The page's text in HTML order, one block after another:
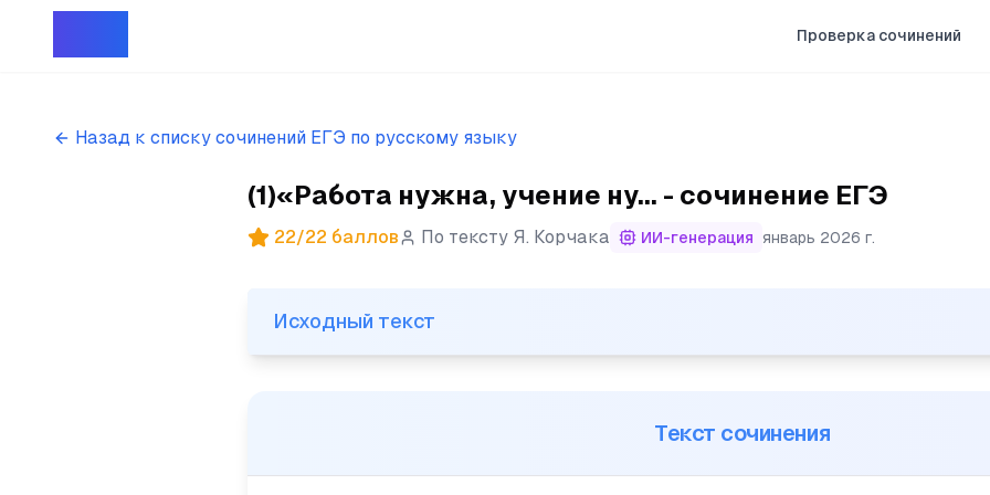
Проверка сочинений
Назад к списку сочинений ЕГЭ по русскому языку
(1)«Работа нужна, учение ну... - сочинение ЕГЭ
22/22 баллов По тексту Я. Корчака ИИ-генерация январь 2026 г.
(1)«Работа нужна, учение нужно, а развлечения - это как бы награда, придача».
Исходный текст
Текст сочинения